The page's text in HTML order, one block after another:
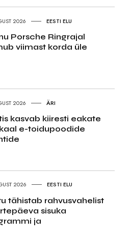
2026 EESTI ELU
Porsche Ringrajal
viimast korda üle
2026 ÄRI
kasvab kiiresti eakate
e-toidupoodide
2026 EESTI ELU
tähistab rahvusvahelist
sisuka
ja